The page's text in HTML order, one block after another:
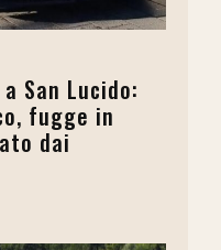
San Lucido:
fugge in
dai